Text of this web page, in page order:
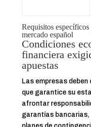
Requisitos
mercado español
Condiciones
financiera
apuestas
Las empresas
que garantice su
afrontar
garantías bancarias,